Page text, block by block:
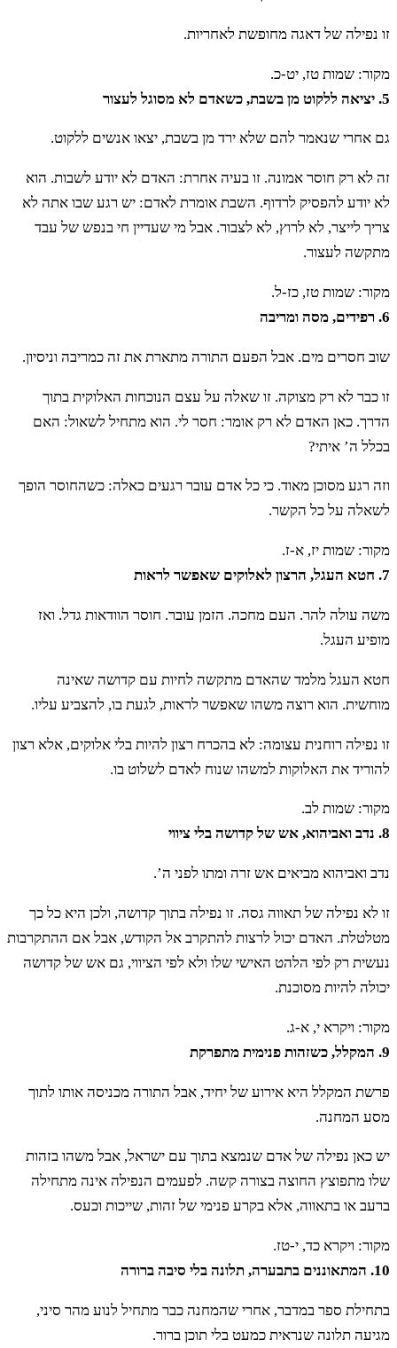
זו נפילה של דאגה מחופשת לאחריות.
מקור: שמות טז, יט-כ.
5. יציאה ללקוט מן בשבת, כשאדם לא מסוגל לעצור
גם אחרי שנאמר להם שלא ירד מן בשבת, יצאו אנשים ללקוט.
זה לא רק חוסר אמונה. זו בעיה אחרת: האדם לא יודע לשבות. הוא
לא יודע להפסיק לרדוף. השבת אומרת לאדם: יש רגע שבו אתה לא
צריך לייצר, לא לרוץ, לא לצבור. אבל מי שעדיין חי בנפש של עבד
מתקשה לעצור.
מקור: שמות טז, כז-ל.
6. רפידים, מסה ומריבה
שוב חסרים מים. אבל הפעם התורה מתארת את זה כמריבה וניסיון.
זו כבר לא רק מצוקה. זו שאלה על עצם הנוכחות האלוקית בתוך
הדרך. כאן האדם לא רק אומר: חסר לי. הוא מתחיל לשאול: האם
בכלל ה’ איתי?
וזה רגע מסוכן מאוד. כי כל אדם עובר רגעים כאלה: כשהחוסר הופך
לשאלה על כל הקשר.
מקור: שמות יז, א-ז.
7. חטא העגל, הרצון לאלוקים שאפשר לראות
משה עולה להר. העם מחכה. הזמן עובר. חוסר הוודאות גדל. ואז
מופיע העגל.
חטא העגל מלמד שהאדם מתקשה לחיות עם קדושה שאינה
מוחשית. הוא רוצה משהו שאפשר לראות, לגעת בו, להצביע עליו.
זו נפילה רוחנית עצומה: לא בהכרח רצון להיות בלי אלוקים, אלא רצון
להוריד את האלוקות למשהו שנוח לאדם לשלוט בו.
מקור: שמות לב.
8. נדב ואביהוא, אש של קדושה בלי ציווי
נדב ואביהוא מביאים אש זרה ומתו לפני ה’.
זו לא נפילה של תאווה גסה. זו נפילה בתוך קדושה, ולכן היא כל כך
מטלטלת. האדם יכול לרצות להתקרב אל הקודש, אבל אם ההתקרבות
נעשית רק לפי הלהט האישי שלו ולא לפי הציווי, גם אש של קדושה
יכולה להיות מסוכנת.
מקור: ויקרא י, א-ג.
9. המקלל, כשזהות פנימית מתפרקת
פרשת המקלל היא אירוע של יחיד, אבל התורה מכניסה אותו לתוך
מסע המחנה.
יש כאן נפילה של אדם שנמצא בתוך עם ישראל, אבל משהו בזהות
שלו מתפוצץ החוצה בצורה קשה. לפעמים הנפילה אינה מתחילה
ברעב או בתאווה, אלא בקרע פנימי של זהות, שייכות וכעס.
מקור: ויקרא כד, י-טז.
10. המתאוננים בתבערה, תלונה בלי סיבה ברורה
בתחילת ספר במדבר, אחרי שהמחנה כבר מתחיל לנוע מהר סיני,
מגיעה תלונה שנראית כמעט בלי תוכן ברור.